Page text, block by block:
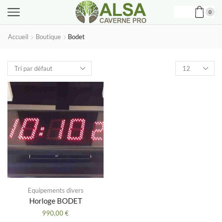
0
Accueil Boutique Bodet
Produits
par
Equipements divers
Horloge BODET
990,00€